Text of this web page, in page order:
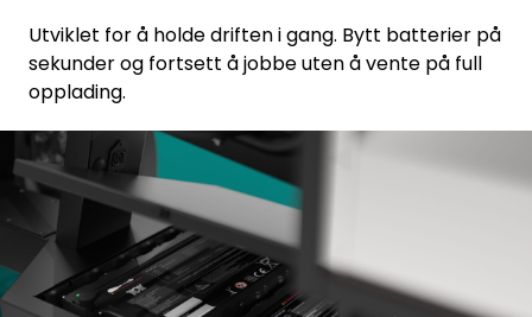
Utviklet for å holde driften i gang. Bytt batterier på
sekunder og fortsett å jobbe uten å vente på full
opplading.